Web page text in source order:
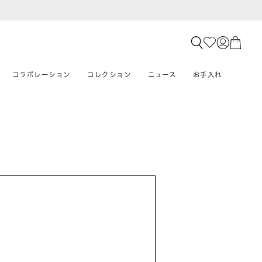
コラボレーション コレクション ニュース お手入れ